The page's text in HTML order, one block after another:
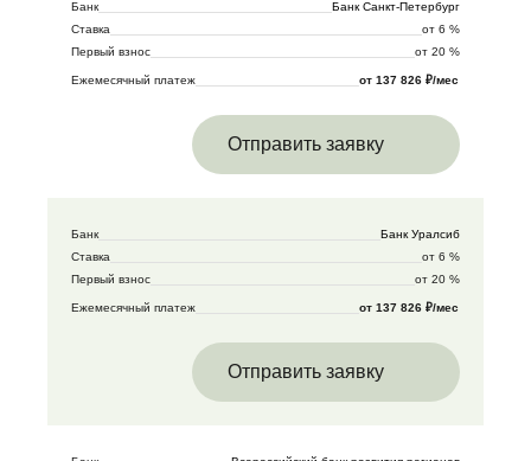
Банк
Банк Санкт-Петербург
Ставка
от 6 %
Первый взнос
от 20 %
Ежемесячный платеж от 137 826 ₽/мес
Отправить заявку
Банк
Банк Уралсиб
Ставка
от 6 %
Первый взнос
от 20 %
Ежемесячный платеж от 137 826 ₽/мес
Отправить заявку